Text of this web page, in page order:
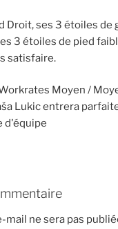
Droit, ses 3 étoiles de
3 étoiles de pied
satisfaire.
Moyen /
Lukic entrera
d'équipe
mail ne sera pas